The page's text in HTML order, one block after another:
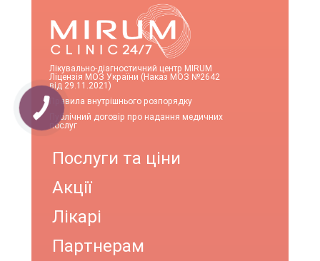
Лікувально-діагностичний центр MIRUM
Ліцензія МОЗ України (Наказ МОЗ №2642
від 29.11.2021)
Правила внутрішнього розпорядку
Публічний договір про надання медичних
послуг
Послуги та ціни
Акції
Лікарі
Партнерам